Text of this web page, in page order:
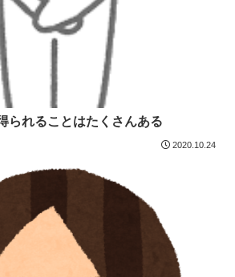
られることはたくさんある
2020.10.24